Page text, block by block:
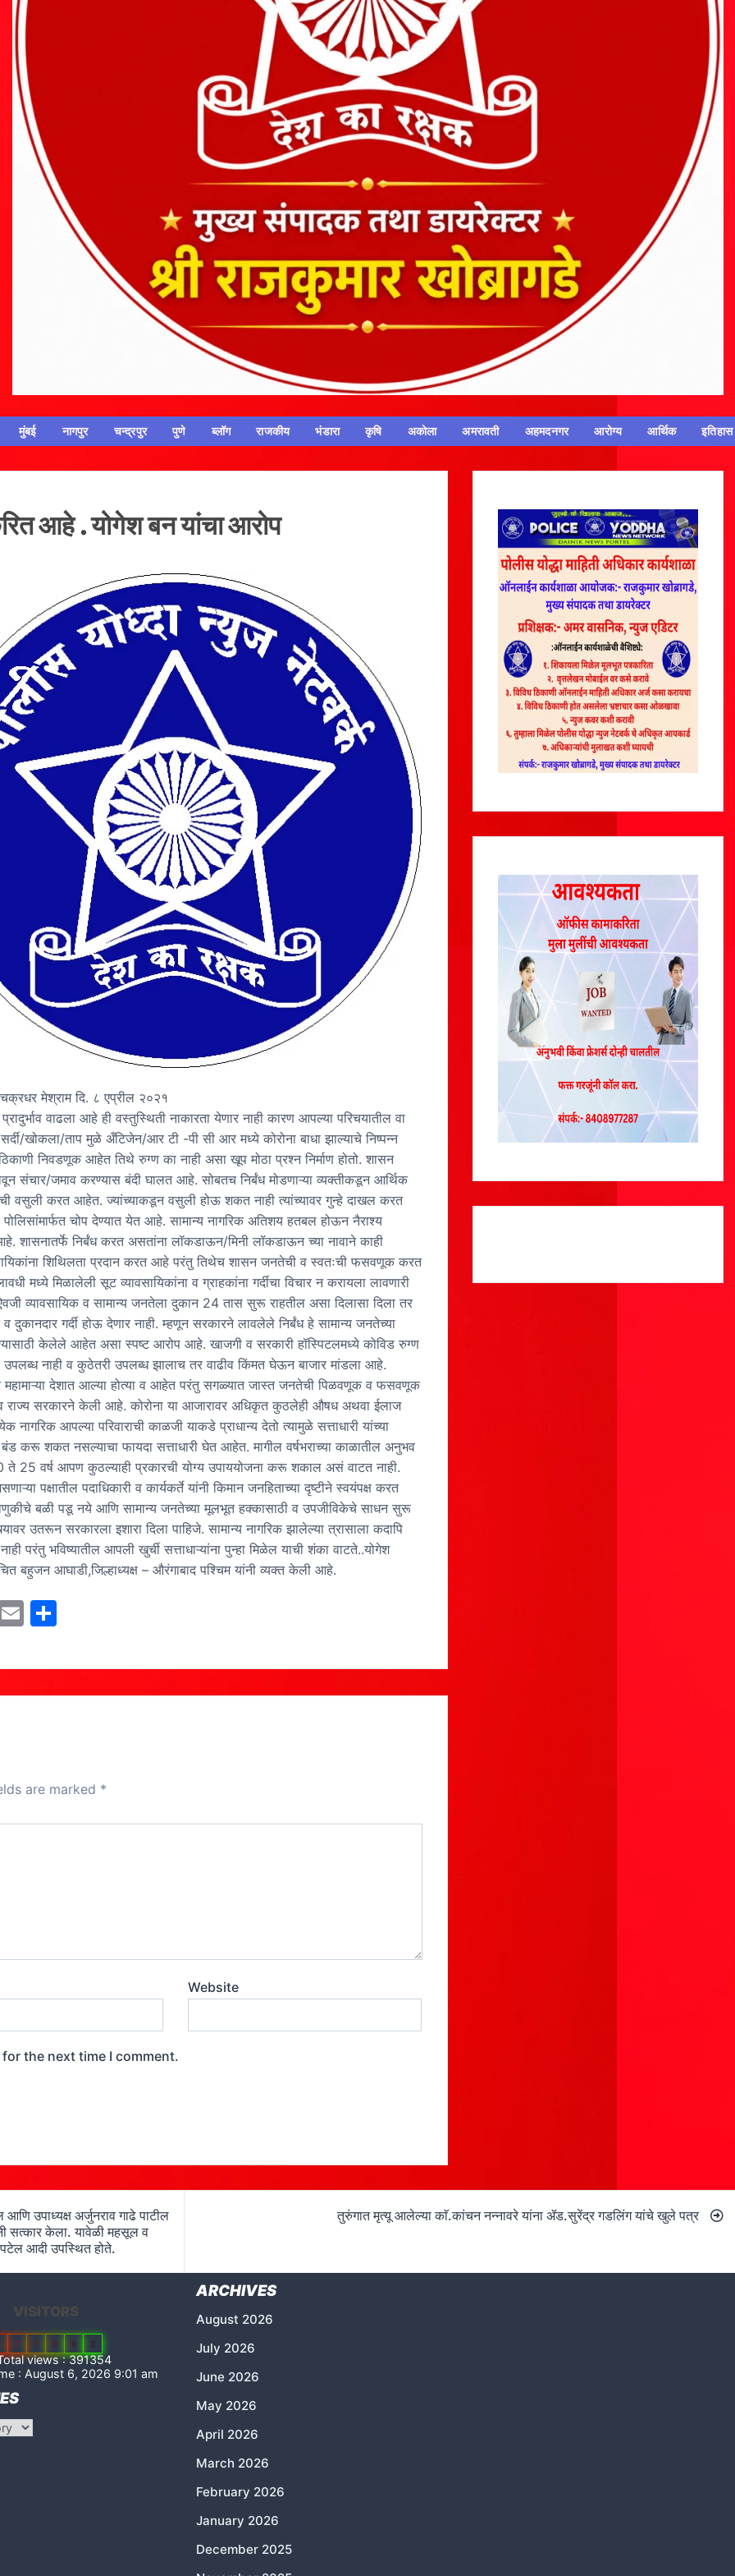
मुंबई नागपुर चन्द्रपुर पुणे ब्लॉग राजकीय भंडारा कृषि अकोला अमरावती अहमदनगर आरोग्य आर्थिक इतिहास
आहे . योगेश बन यांचा आरोप
चक्रधर मेश्राम दि. ८ एप्रील २०२१
प्रादुर्भाव वाढला आहे ही वस्तुस्थिती नाकारता येणार नाही कारण आपल्या परिचयातील वा
सर्दी/खोकला/ताप मुळे अँटिजेन/आर टी -पी सी आर मध्ये कोरोना बाधा झाल्याचे निष्पन्न
निवडणूक आहेत तिथे रुग्ण का नाही असा खूप मोठा प्रश्न निर्माण होतो. शासन
संचार/जमाव करण्यास बंदी घालत आहे. सोबतच निर्बंध मोडणाऱ्या व्यक्तीकडून आर्थिक
वसुली करत आहेत. ज्यांच्याकडून वसुली होऊ शकत नाही त्यांच्यावर गुन्हे दाखल करत
चोप देण्यात येत आहे. सामान्य नागरिक अतिशय हतबल होऊन नैराश्य
शासनातर्फे निर्बंध करत असतांना लॉकडाऊन/मिनी लॉकडाऊन च्या नावाने काही
शिथिलता प्रदान करत आहे परंतु तिथेच शासन जनतेची व स्वतःची फसवणूक करत
मध्ये मिळालेली सूट व्यावसायिकांना व ग्राहकांना गर्दीचा विचार न करायला लावणारी
व्यावसायिक व सामान्य जनतेला दुकान 24 तास सुरू राहतील असा दिलासा दिला तर
दुकानदार गर्दी होऊ देणार नाही. म्हणून सरकारने लावलेले निर्बंध हे सामान्य जनतेच्या
केलेले आहेत असा स्पष्ट आरोप आहे. खाजगी व सरकारी हॉस्पिटलमध्ये कोविड रुग्ण
उपलब्ध नाही व कुठेतरी उपलब्ध झालाच तर वाढीव किंमत घेऊन बाजार मांडला आहे.
देशात आल्या होत्या व आहेत परंतु सगळ्यात जास्त जनतेची पिळवणूक व फसवणूक
राज्य सरकारने केली आहे. कोरोना या आजारावर अधिकृत कुठलेही औषध अथवा ईलाज
नागरिक आपल्या परिवाराची काळजी याकडे प्राधान्य देतो त्यामुळे सत्ताधारी यांच्या
बंड करू शकत नसल्याचा फायदा सत्ताधारी घेत आहेत. मागील वर्षभराच्या काळातील अनुभव
ते 25 वर्ष आपण कुठल्याही प्रकारची योग्य उपाययोजना करू शकाल असं वाटत नाही.
पक्षातील पदाधिकारी व कार्यकर्ते यांनी किमान जनहिताच्या दृष्टीने स्वयंपक्ष करत
बळी पडू नये आणि सामान्य जनतेच्या मूलभूत हक्कासाठी व उपजीविकेचे साधन सुरू
उतरून सरकारला इशारा दिला पाहिजे. सामान्य नागरिक झालेल्या त्रासाला कदापि
परंतु भविष्यातील आपली खुर्ची सत्ताधाऱ्यांना पुन्हा मिळेल याची शंका वाटते..योगेश
बहुजन आघाडी,जिल्हाध्यक्ष – औरंगाबाद पश्चिम यांनी व्यक्त केली आहे.
E
ai
l
S
ar
e
are marked *
Website
the next time I comment.
आणि उपाध्यक्ष अर्जुनराव गाढे पाटील
सत्कार केला. यावेळी महसूल व
पटेल आदी उपस्थित होते.
तुरुंगात मृत्यू आलेल्या काॅ.कांचन नन्नावरे यांना ॲड.सुरेंद्र गडलिंग यांचे खुले पत्र
VISITORS
7 7 9 0 2
views : 391354
: August 6, 2026 9:01 am
ARCHIVES
August 2026
July 2026
June 2026
May 2026
April 2026
March 2026
February 2026
January 2026
December 2025